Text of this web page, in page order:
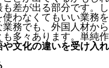
差が出る部分です。し
わなくてもいい業務を
務でも、外国人材から
多々あります。単純作
や文化の違いを受け入れ